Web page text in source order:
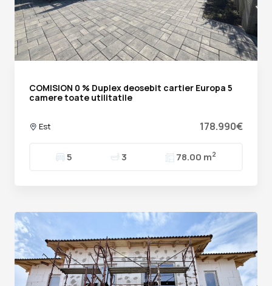
COMISION 0 % Duplex deosebit cartier Europa 5
camere toate utilitatile
Est 178.990€
5 3 78.00 m2